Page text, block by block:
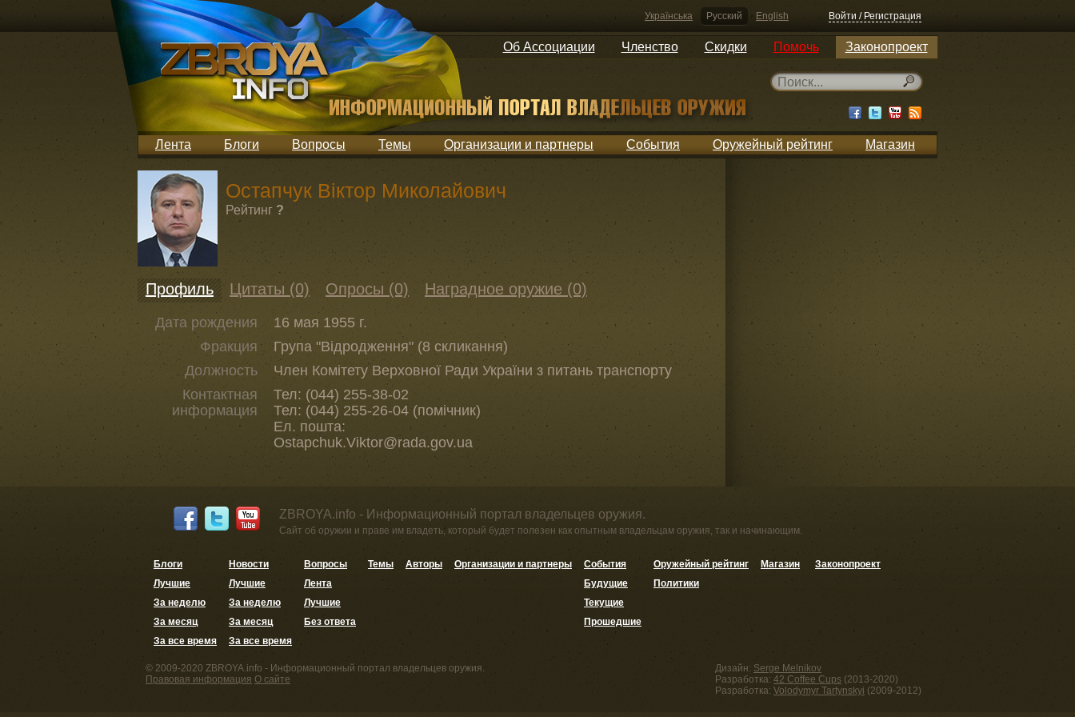
Українська Русский English Войти / Регистрация
Об Ассоциации Членство Скидки Помочь Законопроект
Лента Блоги Вопросы Темы Организации и партнеры События Оружейный рейтинг Магазин
Остапчук Віктор Миколайович
Рейтинг ?
Профиль Цитаты (0) Опросы (0) Наградное оружие (0)
Дата рождения
16 мая 1955 г.
Фракция
Група "Відродження" (8 скликання)
Должность
Член Комітету Верховної Ради України з питань транспорту
Контактная
информация
Тел: (044) 255-38-02
Тел: (044) 255-26-04 (помічник)
Ел. пошта:
Ostapchuk.Viktor@rada.gov.ua
ZBROYA.info - Информационный портал владельцев оружия.
Сайт об оружии и праве им владеть, который будет полезен как опытным владельцам оружия, так и начинающим.
Блоги
Лучшие
За неделю
За месяц
За все время
Новости
Лучшие
За неделю
За месяц
За все время
Вопросы
Лента
Лучшие
Без ответа
Темы Авторы Организации и партнеры
События
Будущие
Текущие
Прошедшие
Оружейный рейтинг
Политики
Магазин Законопроект
© 2009-2020 ZBROYA.info - Информационный портал владельцев оружия.
Правовая информация О сайте
Дизайн: Serge Melnikov
Разработка: 42 Coffee Cups (2013-2020)
Разработка: Volodymyr Tartynskyi (2009-2012)